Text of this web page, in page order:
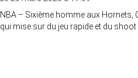
NBA – Sixième homme aux Hornets,
qui mise sur du jeu rapide et du shoot